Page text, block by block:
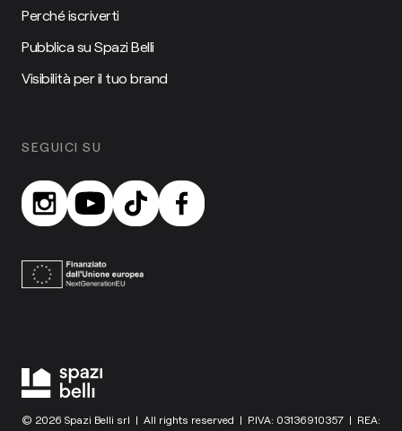
Perché iscriverti
Pubblica su Spazi Belli
Visibilità per il tuo brand
SEGUICI SU
© 2026 Spazi Belli srl | All rights reserved | P.IVA: 03136910357 | REA: